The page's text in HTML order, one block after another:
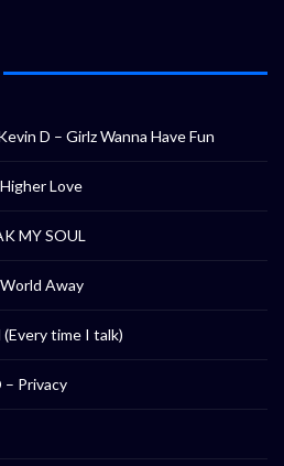
D – Girlz Wanna Have Fun
Love
MY SOUL
Away
(Every time I talk)
– Privacy